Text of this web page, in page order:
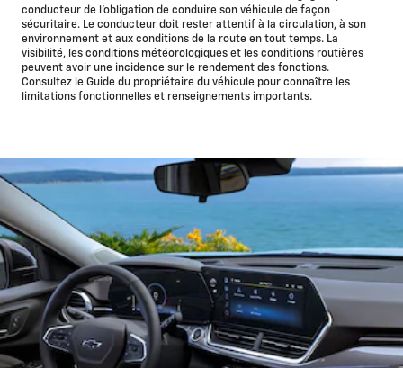
Livrable en option
Régulateur de vitesse adaptatif
Rappel de vérification du siègearrière
Fonction ado
Radar de stationnement arrière
Alerte de circulation transversale arrière
Alerte de changement de voie avec système de détection
d'obstacles sur les côtés
conducteur de l’obligation de conduire son véhicule de façon
sécuritaire. Le conducteur doit rester attentif à la circulation, à son
environnement et aux conditions de la route en tout temps. La
visibilité, les conditions météorologiques et les conditions routières
peuvent avoir une incidence sur le rendement des fonctions.
Consultez le Guide du propriétaire du véhicule pour connaître les
limitations fonctionnelles et renseignements importants.